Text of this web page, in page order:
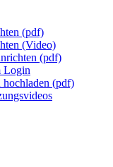
(pdf)
(Video)
(pdf)
Login
(pdf)